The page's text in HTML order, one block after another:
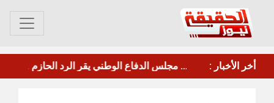
أخر الأخبار :
عصيان جزئي في العاصمة عدن للمطالبة بتحسين الخدمات والأوضاع المعيشية مأرب.. الحوثي يقصف معسكر"صحن الجنّ" بالصواريخ والطائرات المسيرة